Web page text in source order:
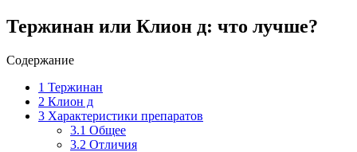
Тержинан или Клион д: что лучше?
Содержание
1 Тержинан
2 Клион д
3 Характеристики препаратов
3.1 Общее
3.2 Отличия